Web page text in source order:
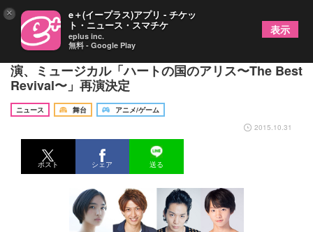
秋元龍太朗、林野健志、碕理人、小西成弥など出
演、ミュージカル「ハートの国のアリス〜The Best
Revival〜」再演決定
ニュース 舞台
アニメ/ゲーム
2015.10.31
ポスト シェア 送る
× e＋(イープラス)アプリ - チケッ
ト・ニュース・スマチケ
eplus inc.
無料 - Google Play
表示